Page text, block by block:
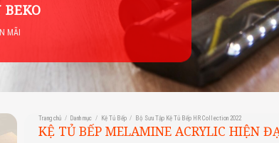
MÃI
Trang chủ / Danh mục / Kệ Tủ Bếp / Bộ Sưu Tập Kệ Tủ Bếp HR Collection 2022
KỆ TỦ BẾP MELAMINE ACRYLIC HIỆN